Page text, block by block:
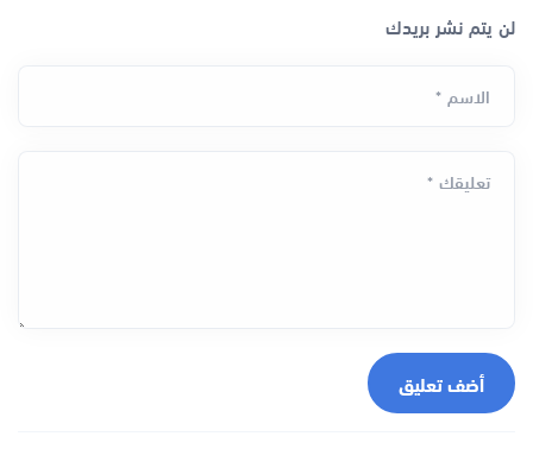
لن يتم نشر بريدك
الاسم *
تعليقك *
أضف تعليق